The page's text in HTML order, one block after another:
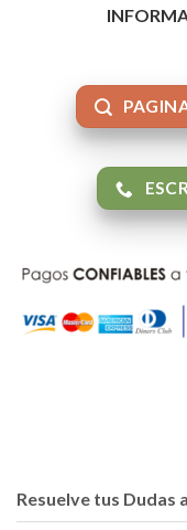
Resuelve tus Dudas